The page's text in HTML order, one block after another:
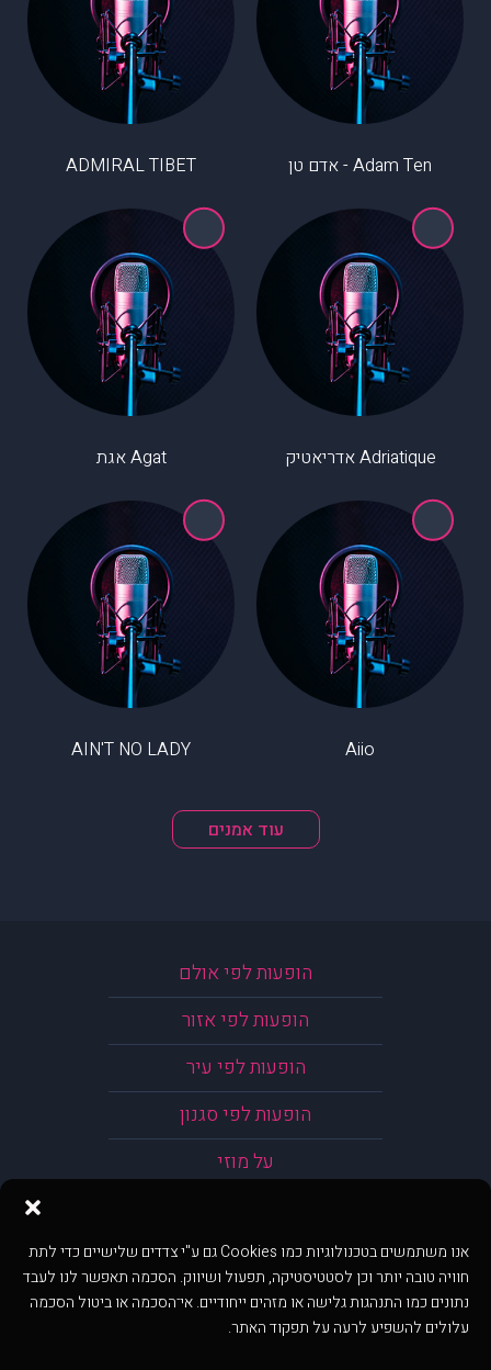
אנו משתמשים בטכנולוגיות כמו Cookies גם ע"י צדדים שלישיים כדי לתת
חוויה טובה יותר וכן לסטטיסטיקה, תפעול ושיווק. הסכמה תאפשר לנו לעבד
נתונים כמו התנהגות גלישה או מזהים ייחודיים. אי־הסכמה או ביטול הסכמה
עלולים להשפיע לרעה על תפקוד האתר.
Adam Ten - אדם טן ADMIRAL TIBET
Adriatique אדריאטיק Agat אגת
Aiio
AIN'T NO LADY
עוד אמנים
הופעות לפי אולם
הופעות לפי אזור
הופעות לפי עיר
הופעות לפי סגנון
על מוזי